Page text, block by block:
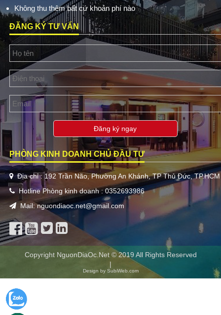
Không thu thêm bất cứ khoản phí nào
ĐĂNG KÝ TƯ VẤN
Đăng ký ngay
PHÒNG KINH DOANH CHỦ ĐẦU TƯ
Địa chỉ : 192 Trần Não, Phường An Khánh, TP Thủ Đức, TP.HCM
Hotline Phòng kinh doanh : 0352693986
Mail: nguondiaoc.net@gmail.com
Copyright NguonDiaOc.Net © 2019 All Rights Reserved
|
Design by SubiWeb.com